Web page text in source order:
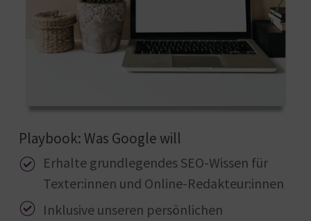
Playbook: Was Google will
Erhalte grundlegendes SEO-Wissen für
Texter:innen und Online-Redakteur:innen
Inklusive unseren persönlichen